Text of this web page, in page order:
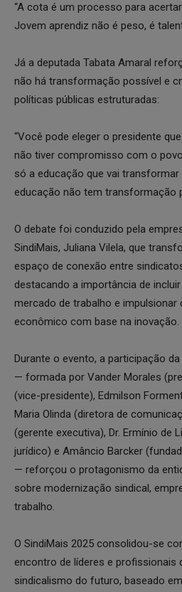
“A cota é um processo para
Jovem aprendiz não é peso, é
Já a deputada Tabata Amaral
não há transformação possível e
políticas públicas estruturadas:
“Você pode eleger o presidente
não tiver compromisso com o
só a educação que vai
educação não tem transformação
O debate foi conduzido pela
SindiMais, Juliana Vilela, que
espaço de conexão entre
destacando a importância de
mercado de trabalho e impulsionar
econômico com base na inovação.
Durante o evento, a participação
— formada por Vander Morales
(vice-presidente), Edmilson
Maria Olinda (diretora de
(gerente executiva), Dr. Ermínio de
jurídico) e Amâncio Barcker
— reforçou o protagonismo da
sobre modernização sindical,
trabalho.
O SindiMais 2025 consolidou-se
encontro de líderes e profissionais
sindicalismo do futuro, baseado